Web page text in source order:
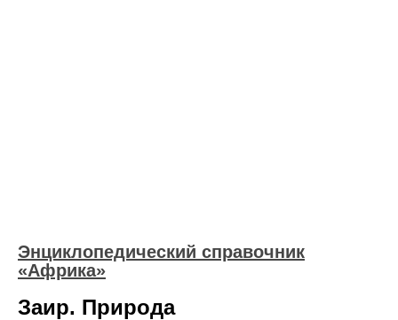
Энциклопедический справочник
«Африка»
Заир. Природа